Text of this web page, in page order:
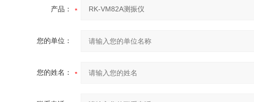
产品：
您的单位：
您的姓名：